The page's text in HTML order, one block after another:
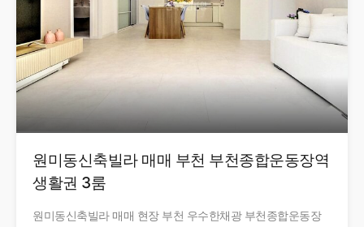
원미동신축빌라 매매 부천 부천종합운동장역
생활권 3룸
원미동신축빌라 매매 현장 부천 우수한채광 부천종합운동장